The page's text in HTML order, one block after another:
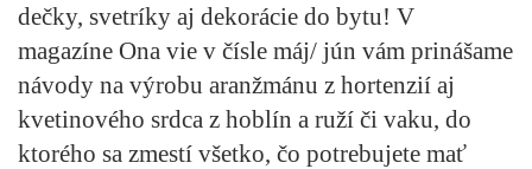
dečky, svetríky aj dekorácie do bytu! V
magazíne Ona vie v čísle máj/ jún vám prinášame
návody na výrobu aranžmánu z hortenzií aj
kvetinového srdca z hoblín a ruží či vaku, do
ktorého sa zmestí všetko, čo potrebujete mať